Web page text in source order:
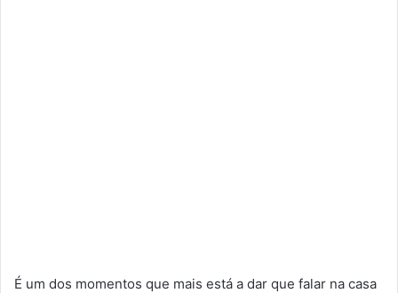
É um dos momentos que mais está a dar que falar na casa